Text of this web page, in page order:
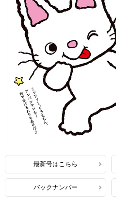
最新号はこちら
バックナンバー